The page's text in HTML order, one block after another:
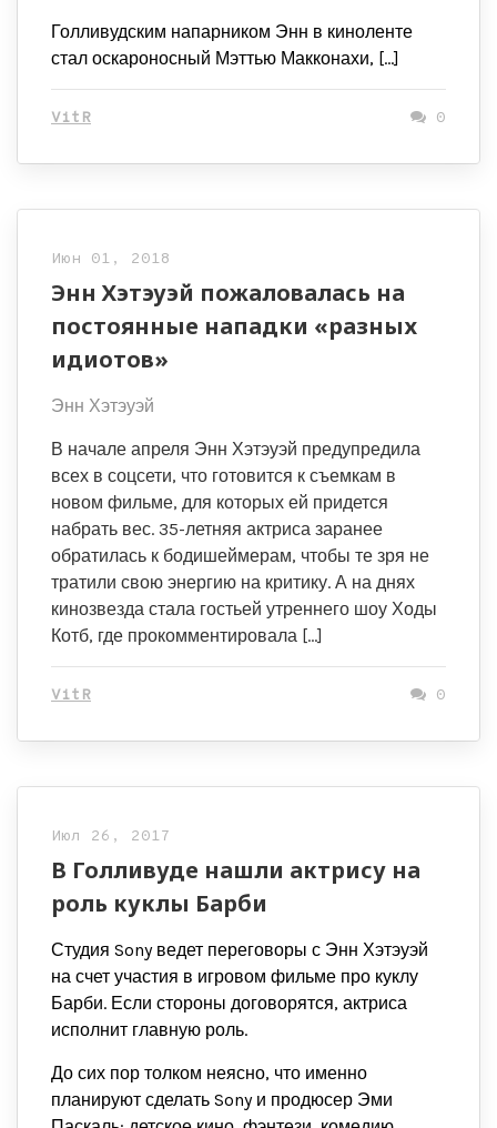
Голливудским напарником Энн в киноленте
стал оскароносный Мэттью Макконахи, […]
VitR 0
Июн 01, 2018
Энн Хэтэуэй пожаловалась на
постоянные нападки «разных
идиотов»
Энн Хэтэуэй
В начале апреля Энн Хэтэуэй предупредила
всех в соцсети, что готовится к съемкам в
новом фильме, для которых ей придется
набрать вес. 35-летняя актриса заранее
обратилась к бодишеймерам, чтобы те зря не
тратили свою энергию на критику. А на днях
кинозвезда стала гостьей утреннего шоу Ходы
Котб, где прокомментировала […]
VitR 0
Июл 26, 2017
В Голливуде нашли актрису на
роль куклы Барби
Студия Sony ведет переговоры с Энн Хэтэуэй
на счет участия в игровом фильме про куклу
Барби. Если стороны договорятся, актриса
исполнит главную роль.
До сих пор толком неясно, что именно
планируют сделать Sony и продюсер Эми